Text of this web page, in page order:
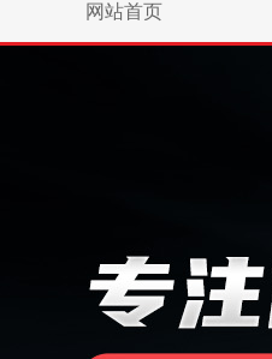
网站首页